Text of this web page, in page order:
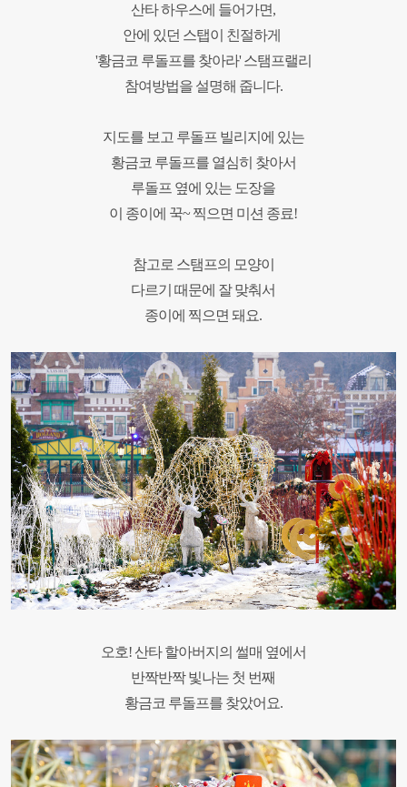
산타 하우스에 들어가면,
안에 있던 스탭이 친절하게
'황금코 루돌프를 찾아라' 스탬프랠리
참여방법을 설명해 줍니다.
지도를 보고 루돌프 빌리지에 있는
황금코 루돌프를 열심히 찾아서
루돌프 옆에 있는 도장을
이 종이에 꾹~ 찍으면 미션 종료!
참고로 스탬프의 모양이
다르기 때문에 잘 맞춰서
종이에 찍으면 돼요.
오호! 산타 할아버지의 썰매 옆에서
반짝반짝 빛나는 첫 번째
황금코 루돌프를 찾았어요.